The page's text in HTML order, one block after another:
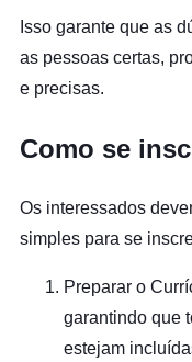
Isso garante que as
as pessoas certas,
e precisas.
Como se
Os interessados
simples para se
Preparar o
garantindo que
estejam